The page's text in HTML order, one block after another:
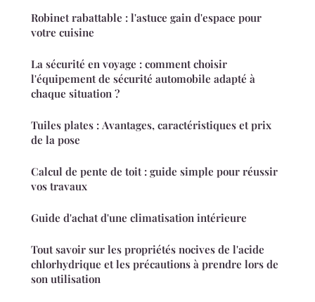
Robinet rabattable : l'astuce gain d'espace pour
votre cuisine
La sécurité en voyage : comment choisir
l'équipement de sécurité automobile adapté à
chaque situation ?
Tuiles plates : Avantages, caractéristiques et prix
de la pose
Calcul de pente de toit : guide simple pour réussir
vos travaux
Guide d'achat d'une climatisation intérieure
Tout savoir sur les propriétés nocives de l'acide
chlorhydrique et les précautions à prendre lors de
son utilisation